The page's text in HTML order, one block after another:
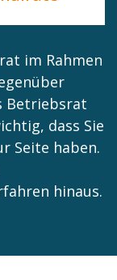
im Rahmen
Betriebsrat
dass Sie
Seite haben.
hinaus.